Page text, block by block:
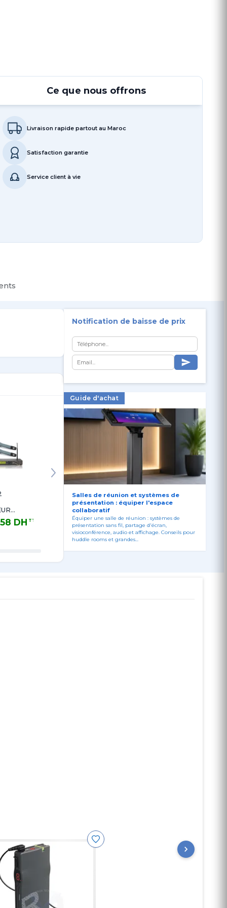
Ce que nous offrons
Livraison rapide partout au Maroc
Satisfaction garantie
Service client à vie
UHFDH TTC
TRANSMETTEUR
T. GUIDE TS-
10T+CM.802
2 120,58 DHTTC
2 120,58 DH TTC
RECEPTEUR
T.GUIDE TG-
2 120,58 DHTTC
2 120,58 DH TTC
Notification de baisse de prix
Guide d'achat
Salles de réunion et systèmes de
présentation : équiper l'espace
collaboratif
Équiper une salle de réunion : systèmes de
présentation sans fil, partage d'écran,
visioconférence, audio et affichage. Conseils pour
huddle rooms et grandes...